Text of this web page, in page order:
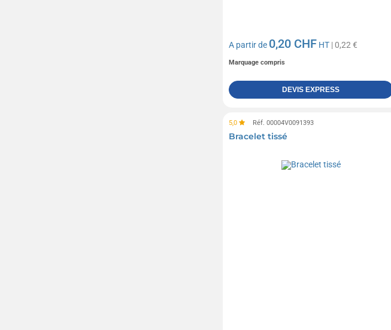
A partir de 0,20 CHF HT | 0,22 €
Marquage compris
DEVIS EXPRESS
5,0 Réf. 00004V0091393
Bracelet tissé